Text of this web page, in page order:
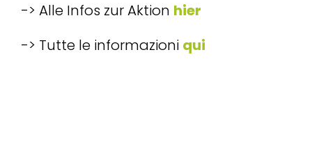
-> Alle Infos zur Aktion hier
-> Tutte le informazioni qui